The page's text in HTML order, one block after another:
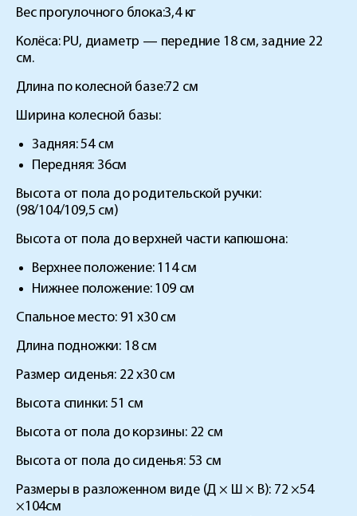
Вес прогулочного блока:3,4 кг
Колёса: PU, диаметр — передние 18 см, задние 22
см.
Длина по колесной базе:72 см
Ширина колесной базы:
Задняя: 54 см
Передняя: 36см
Высота от пола до родительской ручки:
(98/104/109,5 см)
Высота от пола до верхней части капюшона:
Верхнее положение: 114 см
Нижнее положение: 109 см
Спальное место: 91 х30 см
Длина подножки: 18 см
Размер сиденья: 22 х30 см
Высота спинки: 51 см
Высота от пола до корзины: 22 см
Высота от пола до сиденья: 53 см
Размеры в разложенном виде (Д × Ш × В): 72 ×54
×104см